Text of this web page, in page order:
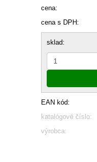
cena:
cena s DPH:
sklad:
EAN kód:
katalógové číslo:
výrobca: